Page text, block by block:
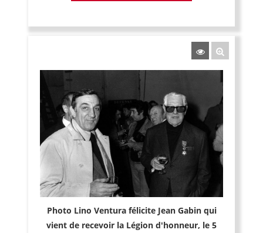
Photo Lino Ventura félicite Jean Gabin qui
vient de recevoir la Légion d'honneur, le 5